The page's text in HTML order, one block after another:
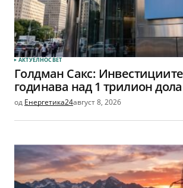
АКТУЕЛНОСВЕТ
Голдман Сакс:
годинава над 1 трилион
од Енергетика24август 8, 2026